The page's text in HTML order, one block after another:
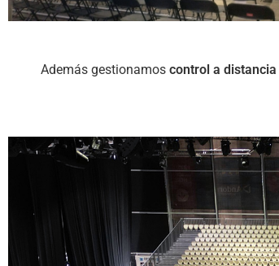
Además gestionamos control a distancia